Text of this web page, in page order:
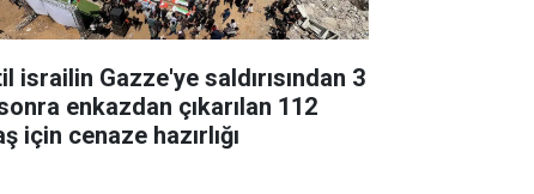
israilin Gazze'ye saldırısından 3
enkazdan çıkarılan 112
için cenaze hazırlığı